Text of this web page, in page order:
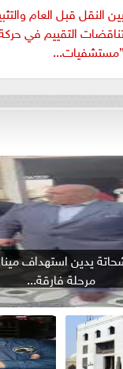
بين النقل قبل العام
التقييم في
”مستشفيات...
يدين استهداف
مرحلة فارقة...